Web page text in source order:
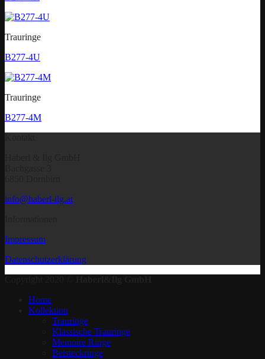
Trauringe
B277-4U
Trauringe
B277-4M
info@haberl-ilg.at
Impressum
Datenschutzerklärung
Home
Kollektion
Trauringe
Klassische Trauringe
Memoire Ringe
Beisteckringe